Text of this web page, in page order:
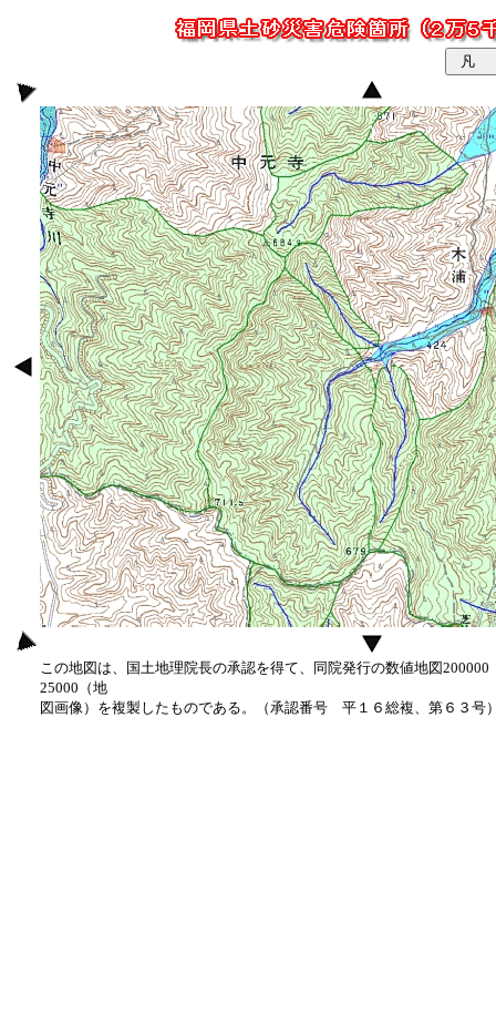
この地図は、国土地理院長の承認を得て、同院発行の数値地図
25000（地
図画像）を複製したものである。（承認番号 平１６総複、第６３号